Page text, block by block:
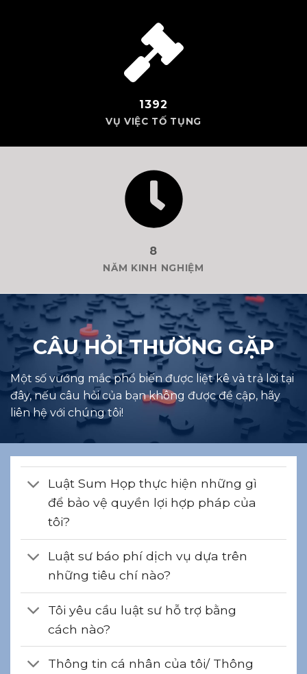
1392
VỤ VIỆC TỐ TỤNG
8
NĂM KINH NGHIỆM
CÂU HỎI THƯỜNG GẶP
Một số vướng mắc phổ biến được liệt kê và trả lời tại
đây, nếu câu hỏi của bạn không được đề cập, hãy
liên hệ với chúng tôi!
Luật Sum Họp thực hiện những gì
để bảo vệ quyền lợi hợp pháp của
tôi?
Luật sư báo phí dịch vụ dựa trên
những tiêu chí nào?
Tôi yêu cầu luật sư hỗ trợ bằng
cách nào?
Thông tin cá nhân của tôi/ Thông